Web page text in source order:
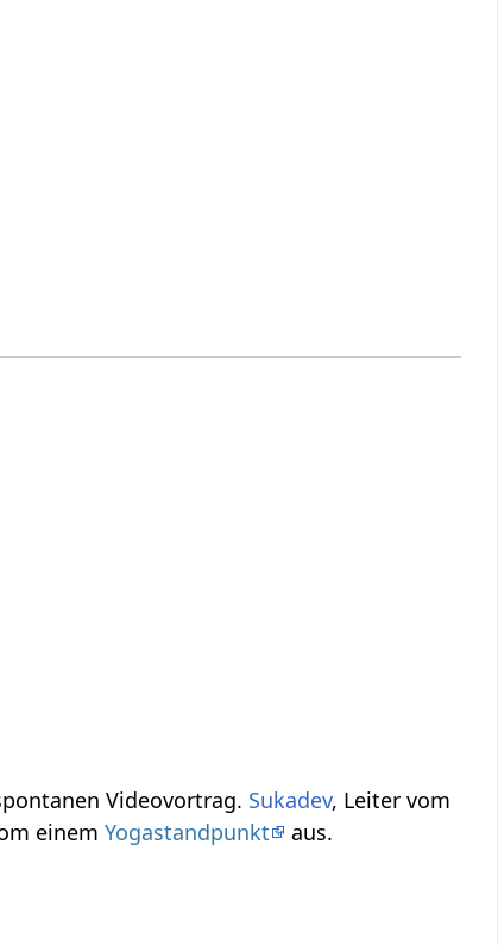
einen spontanen Videovortrag. Sukadev, Leiter vom
hier das Wort bzw. den Ausdruck Hauptgericht‏‎ vom einemYogastandpunkt aus.